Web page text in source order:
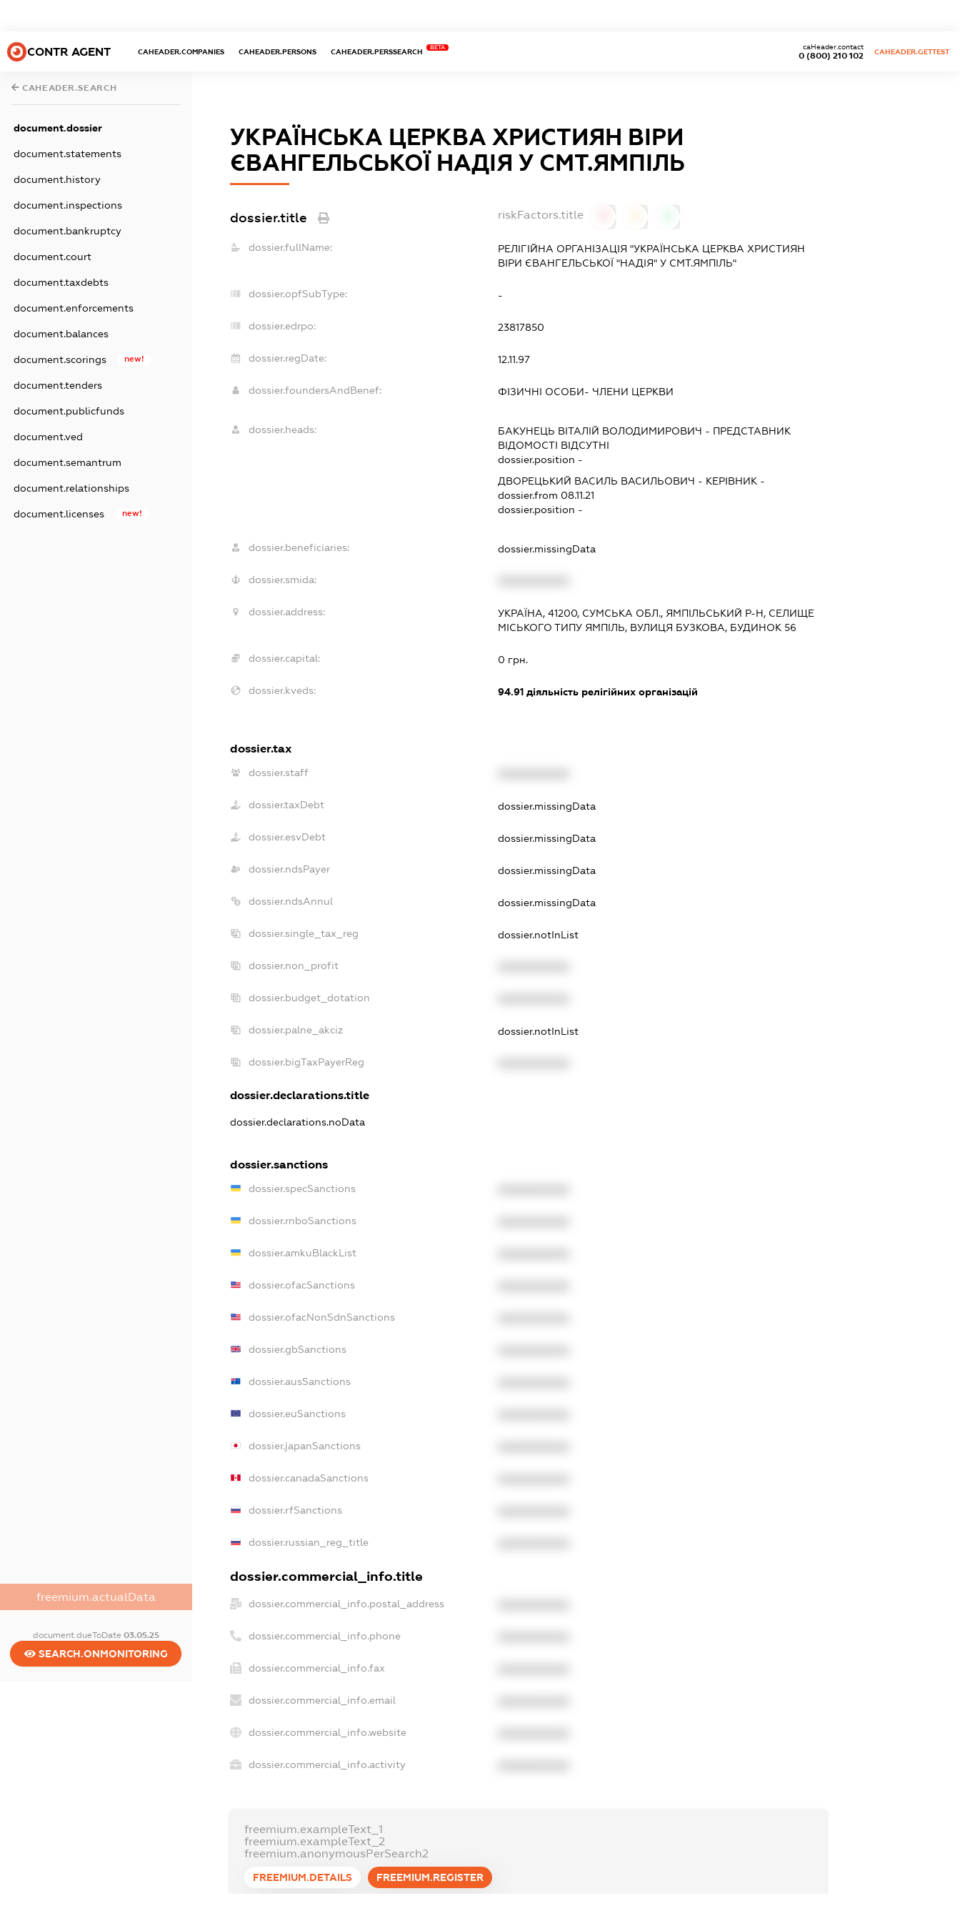
CONTR AGENT CAHEADER.COMPANIES CAHEADER.PERSONS CAHEADER.PERSSEARCH
BETA
0 (800) 210 102
caHeader.contact
CAHEADER.GETTEST
CAHEADER.SEARCH
document.dossier
document.statements
document.history
document.inspections
document.bankruptcy
document.court
document.taxdebts
document.enforcements
document.balances
document.scorings new!
document.tenders
document.publicfunds
document.ved
document.semantrum
document.relationships
document.licenses new!
freemium.actualData
document.dueToDate 03.05.25
SEARCH.ONMONITORING
УКРАЇНСЬКА ЦЕРКВА ХРИСТИЯН ВІРИ
ЄВАНГЕЛЬСЬКОЇ НАДІЯ У СМТ.ЯМПІЛЬ
dossier.title riskFactors.title
dossier.fullName:
РЕЛІГІЙНА ОРГАНІЗАЦІЯ "УКРАЇНСЬКА ЦЕРКВА ХРИСТИЯН
ВІРИ ЄВАНГЕЛЬСЬКОЇ "НАДІЯ" У СМТ.ЯМПІЛЬ"
dossier.opfSubType: -
dossier.edrpo: 23817850
dossier.regDate: 12.11.97
dossier.foundersAndBenef: ФІЗИЧНІ ОСОБИ- ЧЛЕНИ ЦЕРКВИ
dossier.heads: БАКУНЕЦЬ ВІТАЛІЙ ВОЛОДИМИРОВИЧ - ПРЕДСТАВНИК
ВІДОМОСТІ ВІДСУТНІ
dossier.position -
ДВОРЕЦЬКИЙ ВАСИЛЬ ВАСИЛЬОВИЧ - КЕРІВНИК -
dossier.from 08.11.21
dossier.position -
dossier.beneficiaries: dossier.missingData
dossier.smida:
dossier.address:
УКРАЇНА, 41200, СУМСЬКА ОБЛ., ЯМПІЛЬСЬКИЙ Р-Н, СЕЛИЩЕ
МІСЬКОГО ТИПУ ЯМПІЛЬ, ВУЛИЦЯ БУЗКОВА, БУДИНОК 56
dossier.capital: 0 грн.
dossier.kveds: 94.91 діяльність релігійних організацій
dossier.tax
dossier.staff
dossier.taxDebt dossier.missingData
dossier.esvDebt dossier.missingData
dossier.ndsPayer dossier.missingData
dossier.ndsAnnul dossier.missingData
dossier.single_tax_reg dossier.notInList
dossier.non_profit
dossier.budget_dotation
dossier.palne_akciz dossier.notInList
dossier.bigTaxPayerReg
dossier.declarations.title
dossier.declarations.noData
dossier.sanctions
dossier.specSanctions
dossier.rnboSanctions
dossier.amkuBlackList
dossier.ofacSanctions
dossier.ofacNonSdnSanctions
dossier.gbSanctions
dossier.ausSanctions
dossier.euSanctions
dossier.japanSanctions
dossier.canadaSanctions
dossier.rfSanctions
dossier.russian_reg_title
dossier.commercial_info.title
dossier.commercial_info.postal_address
dossier.commercial_info.phone
dossier.commercial_info.fax
dossier.commercial_info.email
dossier.commercial_info.website
dossier.commercial_info.activity
freemium.exampleText_1
freemium.exampleText_2
freemium.anonymousPerSearch2
FREEMIUM.DETAILS FREEMIUM.REGISTER